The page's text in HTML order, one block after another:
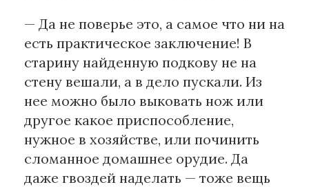
— Да не поверье это, а самое что ни на
есть практическое заключение! В
старину найденную подкову не на
стену вешали, а в дело пускали. Из
нее можно было выковать нож или
другое какое приспособление,
нужное в хозяйстве, или починить
сломанное домашнее орудие. Да
даже гвоздей наделать — тоже вещь